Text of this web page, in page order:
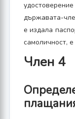
държавата-
е издала
самоличност,
Член 4